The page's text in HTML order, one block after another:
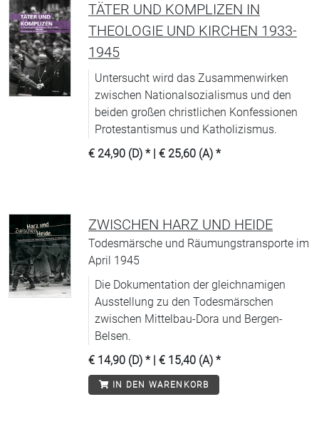
TÄTER UND KOMPLIZEN IN
THEOLOGIE UND KIRCHEN 1933-
1945
Untersucht wird das Zusammenwirken
zwischen Nationalsozialismus und den
beiden großen christlichen Konfessionen
Protestantismus und Katholizismus.
€ 24,90 (D) * | € 25,60 (A) *
ZWISCHEN HARZ UND HEIDE
Todesmärsche und Räumungstransporte im
April 1945
Die Dokumentation der gleichnamigen
Ausstellung zu den Todesmärschen
zwischen Mittelbau-Dora und Bergen-
Belsen.
€ 14,90 (D) * | € 15,40 (A) *
IN DEN WARENKORB